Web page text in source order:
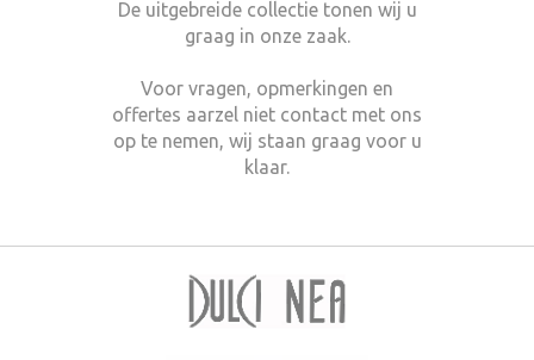
De uitgebreide collectie tonen wij u
graag in onze zaak.
Voor vragen, opmerkingen en
offertes aarzel niet contact met ons
op te nemen, wij staan graag voor u
klaar.